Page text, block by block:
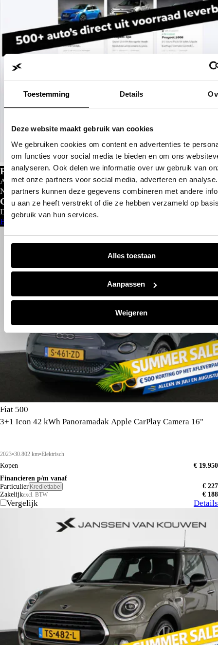
Toestemming Details
Deze website maakt gebruik van cookies
We gebruiken cookies om content en advertenties te
om functies voor social media te bieden en om ons
analyseren. Ook delen we informatie over uw gebruik van
met onze partners voor social media, adverteren en
partners kunnen deze gegevens combineren met andere
u aan ze heeft verstrekt of die ze hebben verzameld op
gebruik van hun services.
Alles toestaan
Aanpassen
Weigeren
Private lease
Al gedacht aan private lease?
Nu al vanaf €299- p/m
Configureer nu
Direct leverbaar
Bekijk aanbod
Fiat 500
3+1 Icon 42 kWh Panoramadak Apple CarPlay Camera 16"
2023 30.802 km Elektrisch
Kopen
€ 19.950
Financieren p/m vanaf
Particulier Krediettabel
€ 227
Zakelijkexcl. BTW € 188
Vergelijk Details